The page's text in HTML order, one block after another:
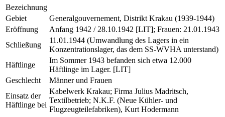
Bezeichnung
Gebiet
Generalgouvernement, Distrikt Krakau (1939-1944)
Eröffnung
Anfang 1942 / 28.10.1942 [LIT]; Frauen: 21.01.1943
Schließung
11.01.1944 (Umwandlung des Lagers in ein
Konzentrationslager, das dem SS-WVHA unterstand)
Häftlinge
Im Sommer 1943 befanden sich etwa 12.000
Häftlinge im Lager. [LIT]
Geschlecht
Männer und Frauen
Einsatz der
Häftlinge bei
Kabelwerk Krakau; Firma Julius Madritsch,
Textilbetrieb; N.K.F. (Neue Kühler- und
Flugzeugteilefabriken), Kurt Hodermann